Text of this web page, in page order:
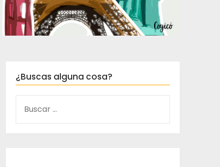
¿Buscas alguna cosa?